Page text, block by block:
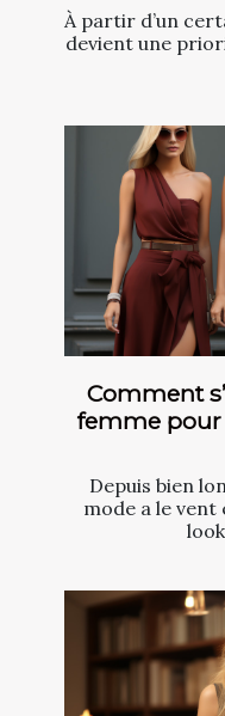
À partir d’un
devient une
Comment
femme
Depuis bien
mode a le vent